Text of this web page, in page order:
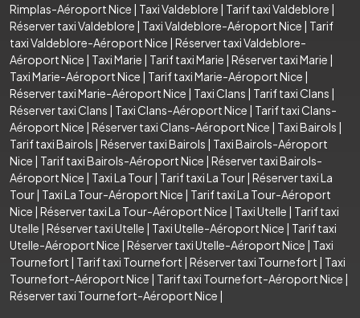
Rimplas-Aéroport Nice | Taxi Valdeblore | Tarif taxi Valdeblore |
Réserver taxi Valdeblore | Taxi Valdeblore-Aéroport Nice | Tarif
taxi Valdeblore-Aéroport Nice | Réserver taxi Valdeblore-
Aéroport Nice | Taxi Marie | Tarif taxi Marie | Réserver taxi Marie |
Taxi Marie-Aéroport Nice | Tarif taxi Marie-Aéroport Nice |
Réserver taxi Marie-Aéroport Nice | Taxi Clans | Tarif taxi Clans |
Réserver taxi Clans | Taxi Clans-Aéroport Nice | Tarif taxi Clans-
Aéroport Nice | Réserver taxi Clans-Aéroport Nice | Taxi Bairols |
Tarif taxi Bairols | Réserver taxi Bairols | Taxi Bairols-Aéroport
Nice | Tarif taxi Bairols-Aéroport Nice | Réserver taxi Bairols-
Aéroport Nice | Taxi La Tour| Tarif taxi La Tour| Réserver taxi La
Tour| Taxi La Tour-Aéroport Nice | Tarif taxi La Tour-Aéroport
Nice | Réserver taxi La Tour-Aéroport Nice | Taxi Utelle | Tarif taxi
Utelle | Réserver taxi Utelle | Taxi Utelle-Aéroport Nice | Tarif taxi
Utelle-Aéroport Nice | Réserver taxi Utelle-Aéroport Nice | Taxi
Tournefort | Tarif taxi Tournefort | Réserver taxi Tournefort | Taxi
Tournefort-Aéroport Nice | Tarif taxi Tournefort-Aéroport Nice |
Réserver taxi Tournefort-Aéroport Nice |